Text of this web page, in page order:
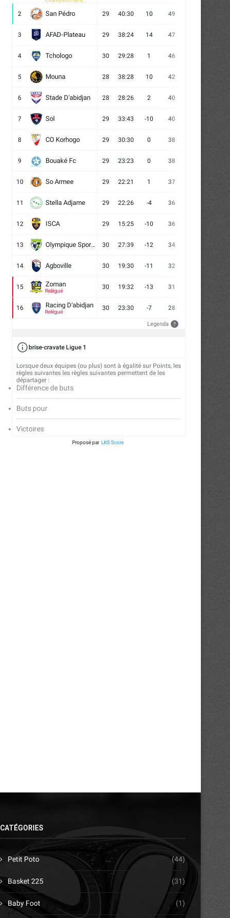
Meeting International Gabriel Tiacoh
2 San Pédro 29 40:30 10 49
3 AFAD-Plateau 29 38:24 14 47
4 Tchologo 30 29:28 1 46
5 Mouna 28 38:28 10 42
6 Stade D'abidjan 28 28:26 2 40
7 Sol 29 33:43 -10 40
8 CO Korhogo 29 30:30 0 38
9 Bouaké Fc 29 23:23 0 38
10 So Armee 29 22:21 1 37
11 Stella Adjame 29 22:26 -4 36
12 ISCA 29 15:25 -10 36
13 Olympique Sport d'Abobo FC 30 27:39 -12 34
14 Agboville 30 19:30 -11 32
15 Zoman
Relégué
30 19:32 -13 31
16 Racing D'abidjan
Relégué
30 23:30 -7 28
Legenda ?
brise-cravate Ligue 1
Lorsque deux équipes (ou plus) sont à égalité sur Points, les
règles suivantes les règles suivantes permettent de les
départager :
Différence de buts
Buts pour
Victoires
Proposé par LKS Score
CATÉGORIES
Petit Poto (44)
Basket 225 (31)
Baby Foot (1)